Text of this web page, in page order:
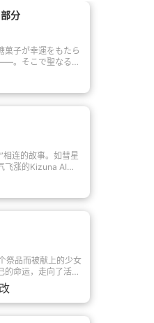
糖师。为此，她必
让众人认可她身为
中，安雇用了战士
然夏尔身为战士的本
又不相信人类，因此
在与夏尔旅行的期
朋友。跨越种族立
类的安和身为妖精的
的爱与梦谱出的动
分
菓子が幸運をもたら
。そこで聖なる砂
職人“銀砂糖師”を
として雇ったの
た。態度は尊大だ
てくれたシャルにア
砂糖菓子作りへの
ながら、互いにかけ
。そして、翌年。ア
会で王家勲章を授与
を得る。だがその
の陰謀を暴くため
ブリジットと取引を
っていくシャル。
でシャルを取り戻
糖師となったアン
相连的故事。如彗星
飞涨的Kizuna AI。
顶峰——金兔奖
们的视野中悄然离
为向虚拟世界输出
学园。众多学生聚
全力奋斗。“我也
，进入了ADEN学
都有着各不相同的思
。Get Ready（准备
祭品而被献上的少女
命运，走向了活祭
了谁也不敢接近，
”的真实一面，并且